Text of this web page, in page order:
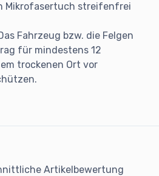
Mikrofasertuch streifenfrei
Fahrzeug bzw. die Felgen
für mindestens 12
trockenen Ort vor
Artikelbewertung